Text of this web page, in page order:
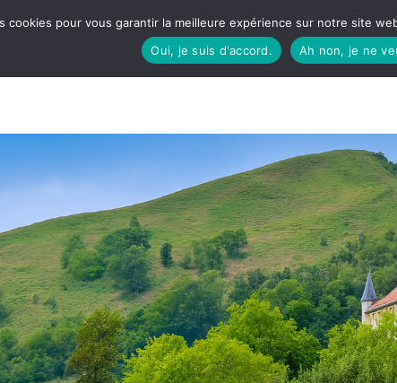
LE STUDIO FÊTES BASQUES À
cookies pour vous garantir la meilleure expérience sur notre site
Oui, je suis d'accord.
Ah non, je ne